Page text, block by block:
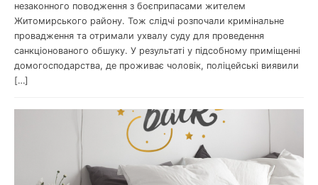
незаконного поводження з боєприпасами жителем
Житомирського району. Тож слідчі розпочали кримінальне
провадження та отримали ухвалу суду для проведення
санкціонованого обшуку. У результаті у підсобному приміщенні
домогосподарства, де проживає чоловік, поліцейські виявили
[…]